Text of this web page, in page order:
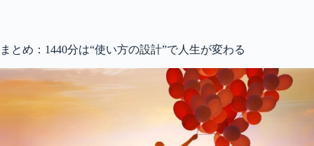
まとめ：1440分は“使い方の設計”で人生が変わる